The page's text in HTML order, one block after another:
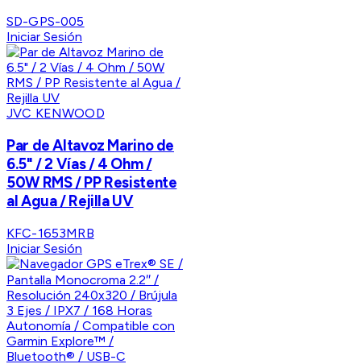
SD-GPS-005
Iniciar Sesión
JVC KENWOOD
Par de Altavoz Marino de
6.5" / 2 Vías / 4 Ohm /
50W RMS / PP Resistente
al Agua / Rejilla UV
KFC-1653MRB
Iniciar Sesión